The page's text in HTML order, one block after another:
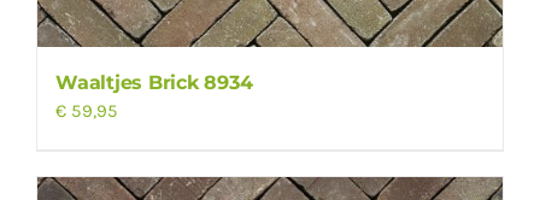
Waaltjes Brick 8934
€ 59,95